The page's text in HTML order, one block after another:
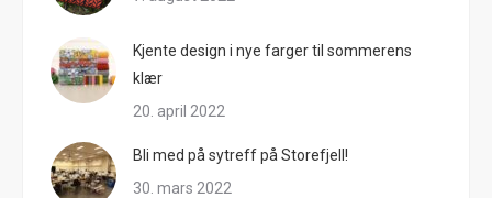
Kjente design i nye farger til sommerens
klær
20. april 2022
Bli med på sytreff på Storefjell!
30. mars 2022